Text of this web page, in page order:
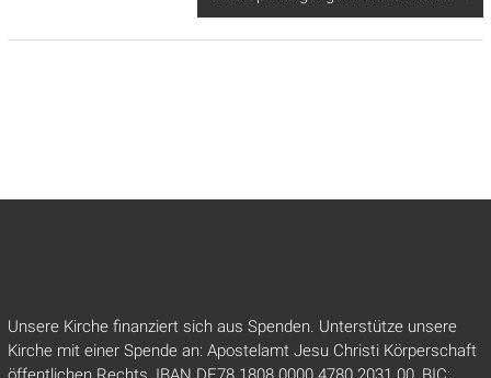
Unsere Kirche finanziert sich aus Spenden. Unterstütze unsere
Kirche mit einer Spende an: Apostelamt Jesu Christi Körperschaft